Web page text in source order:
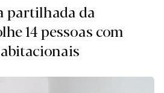
partilhada da
14 pessoas com